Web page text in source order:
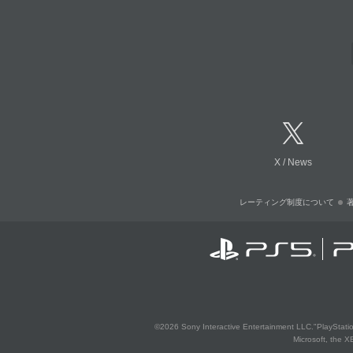
X / News
レーティング制度について
©2026 Sony Interactive Entertainment
Microsoft, the